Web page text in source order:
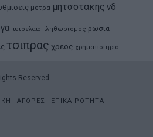
μετρα μητσοτακης νδ
πετρελαιο πληθωρισμος ρωσια
τσιπρας χρεος χρηματιστηριο
Reserved
ΑΓΟΡΕΣ
ΕΠΙΚΑΙΡΟΤΗΤΑ